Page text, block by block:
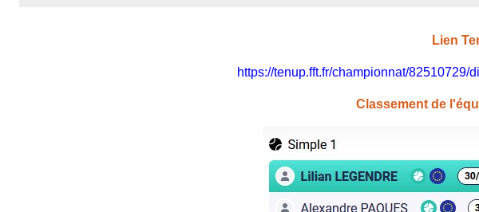
Lien
https://tenup.fft.fr/championnat/
Classement de